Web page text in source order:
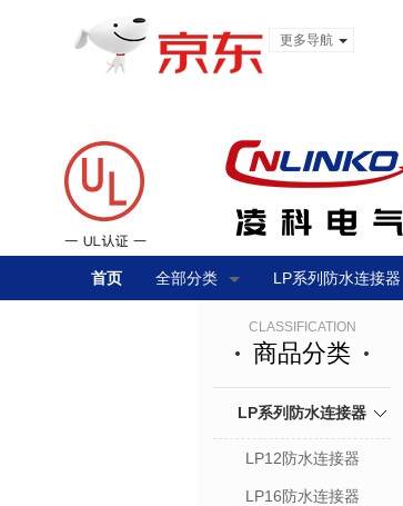
更多导航
首页 全部分类 LP系列防水连接器
CLASSIFICATION
商品分类
LP系列防水连接器
LP12防水连接器
LP16防水连接器